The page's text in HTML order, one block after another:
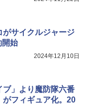
がサイクルジャージ
開始
2024年12月10日
ブ」より魔防隊六番
フィギュア化。20